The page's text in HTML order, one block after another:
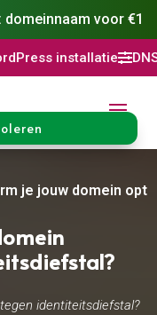
voor €1
DNS Beheer30
je jouw domein
identiteitsdiefstal?